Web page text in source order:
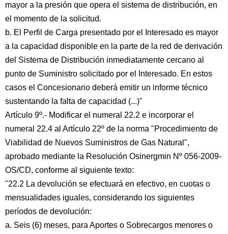
mayor a la presión que opera el sistema de distribución, en
el momento de la solicitud.
b. El Perfil de Carga presentado por el Interesado es mayor
a la capacidad disponible en la parte de la red de derivación
del Sistema de Distribución inmediatamente cercano al
punto de Suministro solicitado por el Interesado. En estos
casos el Concesionario deberá emitir un informe técnico
sustentando la falta de capacidad (...)"
Artículo 9º.- Modificar el numeral 22.2 e incorporar el
numeral 22.4 al Artículo 22º de la norma "Procedimiento de
Viabilidad de Nuevos Suministros de Gas Natural",
aprobado mediante la Resolución Osinergmin Nº 056-2009-
OS/CD, conforme al siguiente texto:
"22.2 La devolución se efectuará en efectivo, en cuotas o
mensualidades iguales, considerando los siguientes
períodos de devolución:
a. Seis (6) meses, para Aportes o Sobrecargos menores o